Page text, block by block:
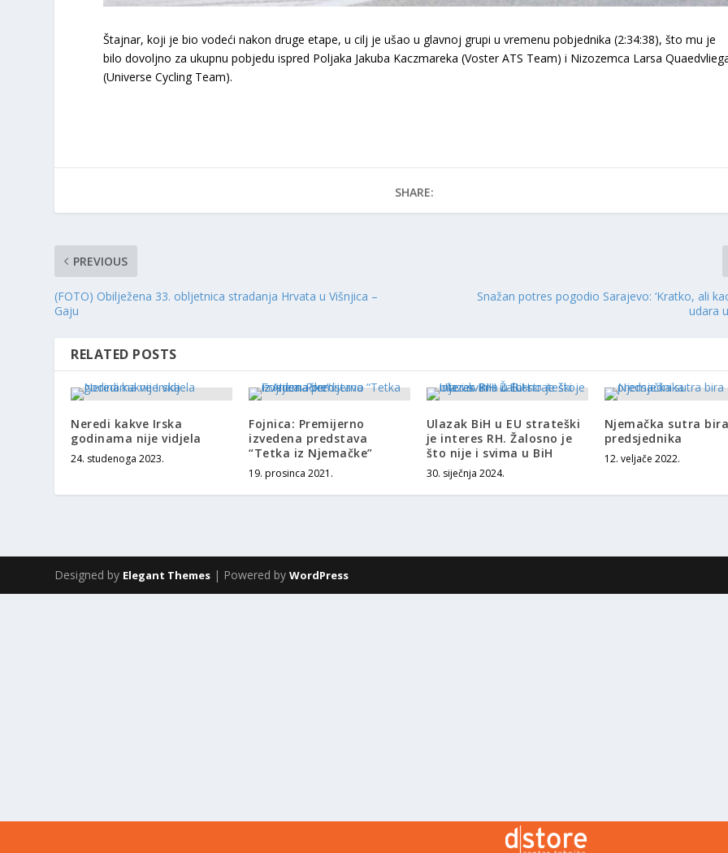
Štajnar, koji je bio vodeći nakon druge etape, u cilj je ušao u glavnoj grupi u vremenu pobjednika (2:34:38), što mu je
bilo dovoljno za ukupnu pobjedu ispred Poljaka Jakuba Kaczmareka (Voster ATS Team) i Nizozemca Larsa
(Universe Cycling Team).
SHARE:
PREVIOUS
(FOTO) Obilježena 33. obljetnica stradanja Hrvata u Višnjica –
Gaju
Snažan potres pogodio Sarajevo: ‘Kratko, ali
udara
RELATED POSTS
Neredi kakve Irska
godinama nije vidjela
24. studenoga 2023.
Fojnica: Premijerno
izvedena predstava
“Tetka iz Njemačke”
19. prosinca 2021.
Ulazak BiH u EU strateški
je interes RH. Žalosno je
što nije i svima u BiH
30. siječnja 2024.
Njemačka sutra
predsjednika
12. veljače 2022.
Designed by Elegant Themes | Powered byWordPress